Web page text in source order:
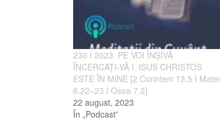
230 I 2023. PE VOI ÎNȘIVĂ
ÎNCERCAȚI-VĂ I. ISUS CHRISTOS
ESTE ÎN MINE [2 Corinteni 13.5 I Matei
6.22–23 I Osea 7.2]
22 august, 2023
În „Podcast”